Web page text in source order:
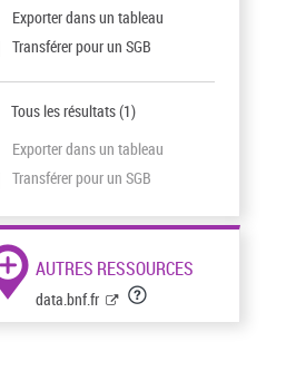
Exporter dans un tableau
Transférer pour un SGB
Tous les résultats(1)
Exporter dans un tableau
Transférer pour un SGB
AUTRES RESSOURCES
data.bnf.fr